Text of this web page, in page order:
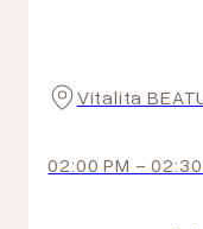
Vitalita
02:00 PM -02:30